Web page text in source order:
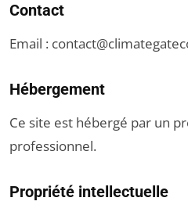
Contact
Email :
Hébergement
Ce site est hébergé par un
professionnel.
Propriété intellectuelle